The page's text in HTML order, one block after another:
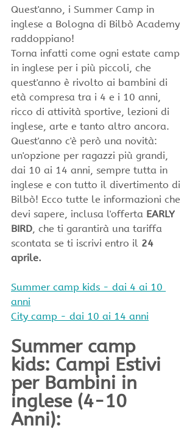
Quest'anno, i Summer Camp in
inglese a Bologna di Bilbò Academy
raddoppiano!
Torna infatti come ogni estate camp
in inglese per i più piccoli, che
quest'anno è rivolto ai bambini di
età compresa tra i 4 e i 10 anni,
ricco di attività sportive, lezioni di
inglese, arte e tanto altro ancora.
Quest'anno c'è però una novità:
un'opzione per ragazzi più grandi,
dai 10 ai 14 anni, sempre tutta in
inglese e con tutto il divertimento di
Bilbò! Ecco tutte le informazioni che
devi sapere, inclusa l'offerta EARLY
BIRD , che ti garantirà una tariffa
scontata se ti iscrivi entro il 24
aprile.
Summer camp kids - dai 4 ai 10
anni
City camp - dai 10 ai 14 anni
Summer camp
kids: Campi Estivi
per Bambini in
inglese (4-10
Anni):